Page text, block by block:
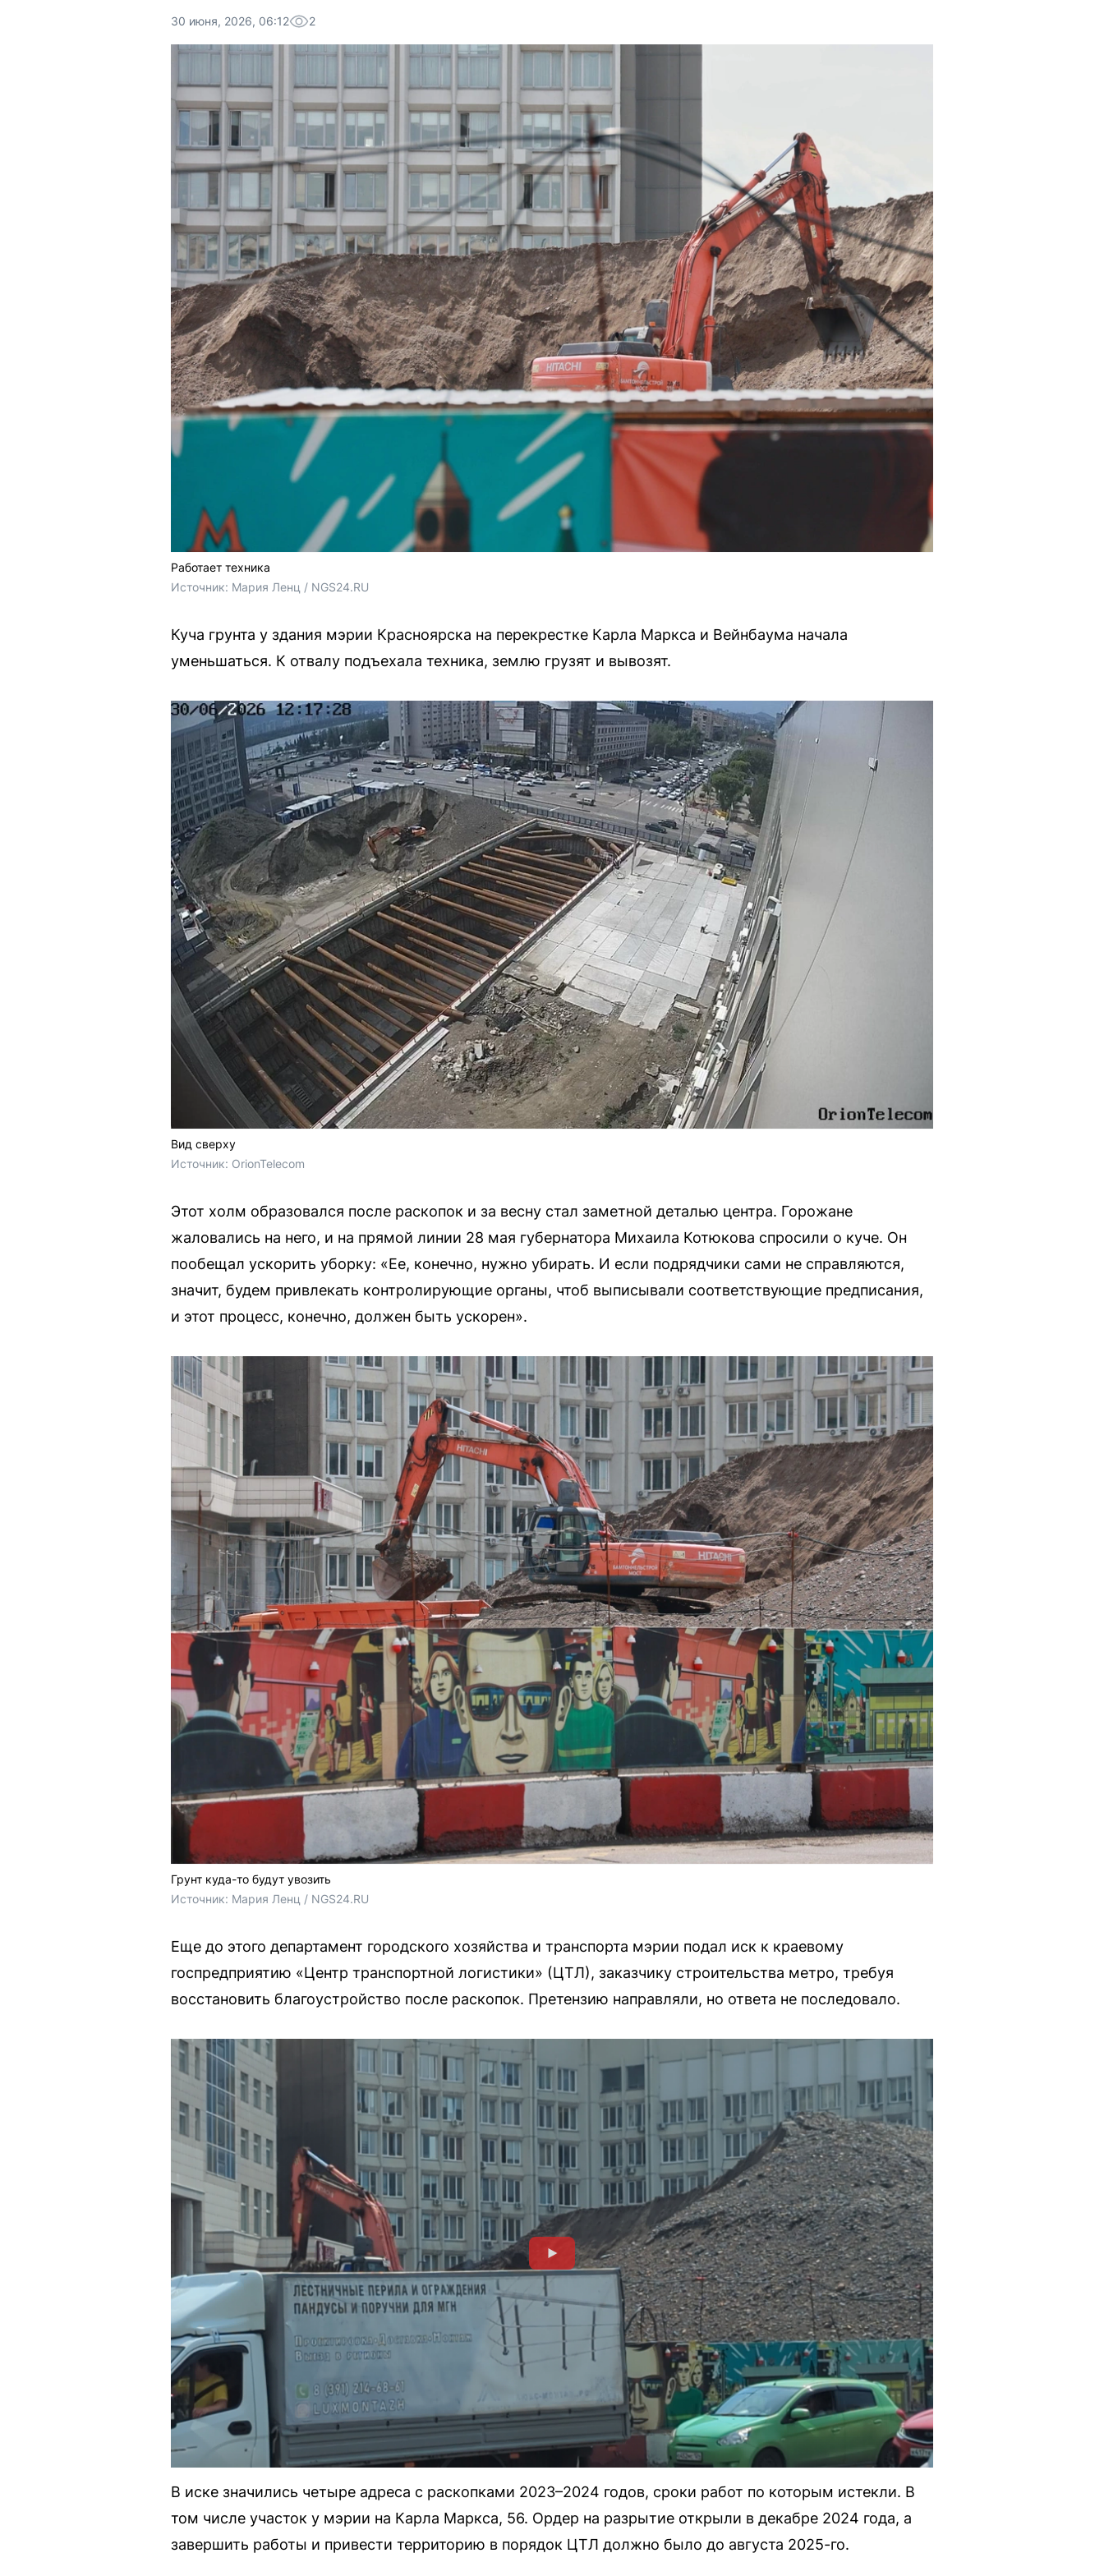
30 июня, 2026, 06:12 2
Работает техника
Источник: Мария Ленц / NGS24.RU
Куча грунта у здания мэрии Красноярска на перекрестке Карла Маркса и Вейнбаума начала
уменьшаться. К отвалу подъехала техника, землю грузят и вывозят.
Вид сверху
Источник: OrionTelecom
Этот холм образовался после раскопок и за весну стал заметной деталью центра. Горожане
жаловались на него, и на прямой линии 28 мая губернатора Михаила Котюкова спросили о куче. Он
пообещал ускорить уборку: «Ее, конечно, нужно убирать. И если подрядчики сами не справляются,
значит, будем привлекать контролирующие органы, чтоб выписывали соответствующие предписания,
и этот процесс, конечно, должен быть ускорен».
Грунт куда-то будут увозить
Источник: Мария Ленц / NGS24.RU
Еще до этого департамент городского хозяйства и транспорта мэрии подал иск к краевому
госпредприятию «Центр транспортной логистики» (ЦТЛ), заказчику строительства метро, требуя
восстановить благоустройство после раскопок. Претензию направляли, но ответа не последовало.
В иске значились четыре адреса с раскопками 2023–2024 годов, сроки работ по которым истекли. В
том числе участок у мэрии на Карла Маркса, 56. Ордер на разрытие открыли в декабре 2024 года, а
завершить работы и привести территорию в порядок ЦТЛ должно было до августа 2025-го.